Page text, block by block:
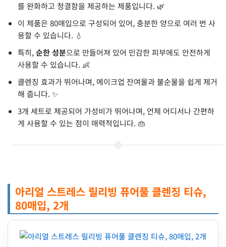
를 완화하고 청결함을 제공하는 제품입니다. 🌿
이 제품은 80매입으로 구성되어 있어, 충분한 양으로 여러 번 사
용할 수 있습니다. 💧
특히,순한 성분으로 만들어져 있어 민감한 피부에도 안전하게
사용할 수 있습니다. 👶
클렌징 효과가 뛰어나며, 메이크업 잔여물과 불순물을 쉽게 제거
해 줍니다. ✨
3개 세트로 제공되어 가성비가 뛰어나며, 언제 어디서나 간편하
게 사용할 수 있는 점이 매력적입니다. 👜
아리얼 스트레스 릴리빙 퓨어풀 클렌징 티슈,
80매입, 2개